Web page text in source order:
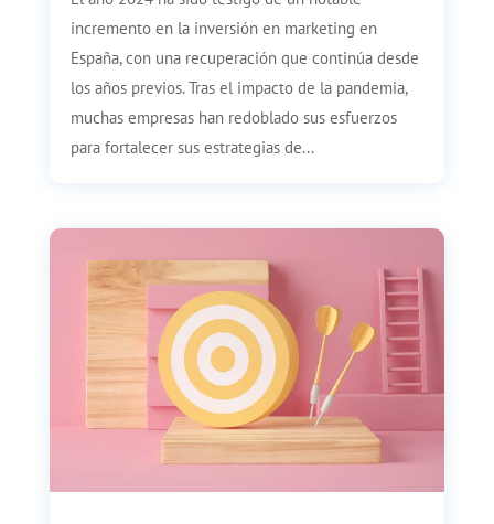
incremento en la inversión en marketing en
España, con una recuperación que continúa desde
los años previos. Tras el impacto de la pandemia,
muchas empresas han redoblado sus esfuerzos
para fortalecer sus estrategias de...